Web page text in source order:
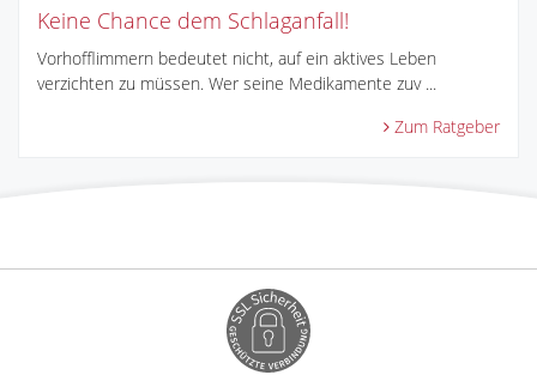
Keine Chance dem Schlaganfall!
Vorhofflimmern bedeutet nicht, auf ein aktives Leben
verzichten zu müssen. Wer seine Medikamente zuv ...
Zum Ratgeber